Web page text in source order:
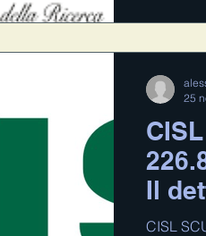
Il
di
CISL
25